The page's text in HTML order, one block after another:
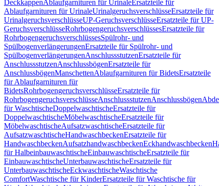
DeckkappenAblaufgarnituren für UrinaleErsatzteile für
Ablaufgarnituren für UrinaleUrinalgeruchsverschlüsseErsatzteile für
UrinalgeruchsverschlüsseUP-GeruchsverschlüsseErsatzteile für UP-
GeruchsverschlüsseRohrbogengeruchsverschlüssesErsatzteile für
RohrbogengeruchsverschlüssesSpülrohr- und
SpülbogenverlängerungenErsatzteile für Spülrohr- und
SpülbogenverlängerungenAnschlussstutzenErsatzteile für
AnschlussstutzenAnschlussbögenErsatzteile für
AnschlussbögenManschettenAblaufgarnituren für BidetsErsatzteile
für Ablaufgarnituren für
BidetsRohrbogengeruchsverschlüsseErsatzteile für
RohrbogengeruchsverschlüsseAnschlussstutzenAnschlussbögen
für WaschtischeDoppelwaschtischeErsatzteile für
DoppelwaschtischeMöbelwaschtischeErsatzteile für
MöbelwaschtischeAufsatzwaschtischeErsatzteile für
AufsatzwaschtischeHandwaschbeckenErsatzteile für
HandwaschbeckenAufsatzhandwaschbeckenEckhandwaschbecken
für HalbeinbauwaschtischeEinbauwaschtischeErsatzteile für
EinbauwaschtischeUnterbauwaschtischeErsatzteile für
UnterbauwaschtischeEckwaschtischeWaschtische
ComfortWaschtische für KinderErsatzteile für Waschtische für